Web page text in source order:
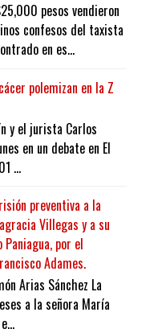
pesos vendieron
confesos del taxista
en es...
polemizan en la Z
y el jurista Carlos
en un debate en El
...
preventiva a la
Villegas y a su
por el
Adames.
Arias Sánchez La
a la señora María